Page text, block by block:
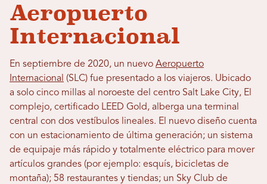
Aeropuerto
Internacional
En septiembre de 2020, un nuevo Aeropuerto
Internacional (SLC) fue presentado a los viajeros. Ubicado
a solo cinco millas al noroeste del centro Salt Lake City, El
complejo, certificado LEED Gold, alberga una terminal
central con dos vestíbulos lineales. El nuevo diseño cuenta
con un estacionamiento de última generación; un sistema
de equipaje más rápido y totalmente eléctrico para mover
artículos grandes (por ejemplo: esquís, bicicletas de
montaña); 58 restaurantes y tiendas; un Sky Club de